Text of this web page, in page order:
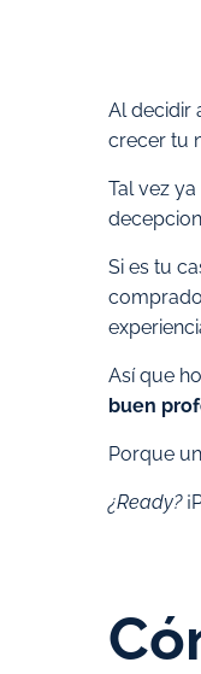
Al decidir
crecer tu
Tal vez
Si es tu
Así que
buen
Porque
¿Ready?